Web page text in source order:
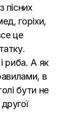
пісних
горіхи,
це
риба. А як
в
бути не